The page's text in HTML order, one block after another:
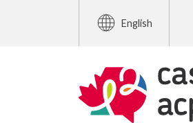
English